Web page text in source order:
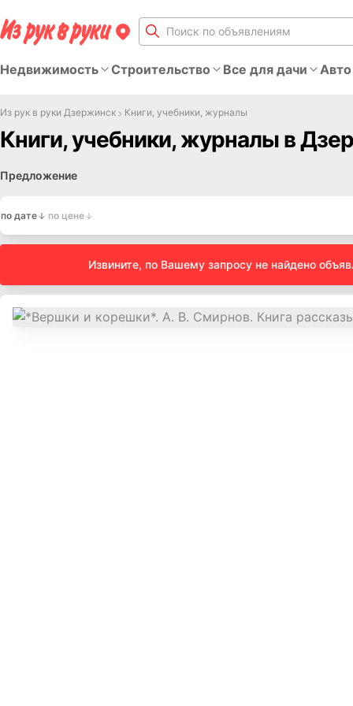
Недвижимость Строительство Все для дачи
Из рук в руки Дзержинск Книги, учебники, журналы
Книги, учебники, журналы в
Предложение
по дате по цене
Извините, по Вашему запросу не найдено